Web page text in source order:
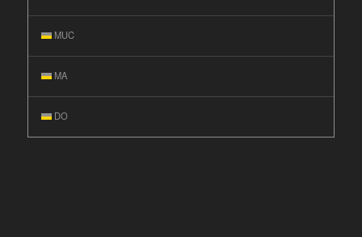
MUC
MA
DO